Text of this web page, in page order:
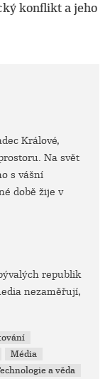
konflikt a jeho
Králové,
Na svět
s vášní
době žije v
republik
nezaměřují,
Média
a věda